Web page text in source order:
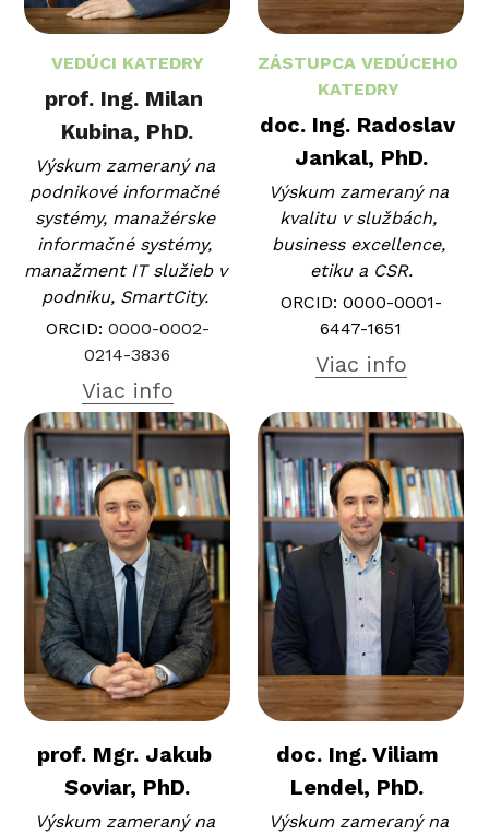
VEDÚCI KATEDRY
prof. Ing. Milan
Kubina, PhD.
Výskum zameraný na
podnikové informačné
systémy, manažérske
informačné systémy,
manažment IT služieb v
podniku, SmartCity.
ORCID: 0000-0002-
0214-3836
Viac info
ZÁSTUPCA VEDÚCEHO
KATEDRY
doc. Ing. Radoslav
Jankal, PhD.
Výskum zameraný na
kvalitu v službách,
business excellence,
etiku a CSR.
ORCID: 0000-0001-
6447-1651
Viac info
prof. Mgr. Jakub
Soviar, PhD.
Výskum zameraný na
doc. Ing. Viliam
Lendel, PhD.
Výskum zameraný na